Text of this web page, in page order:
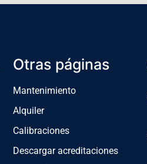
Otras páginas
Mantenimiento
Alquiler
Calibraciones
Descargar acreditaciones